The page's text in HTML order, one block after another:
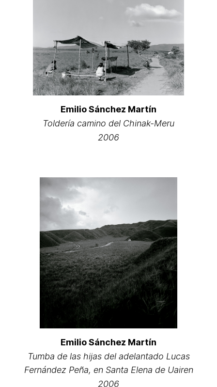
Emilio Sánchez Martín
Toldería camino del Chinak-Meru
2006
Emilio Sánchez Martín
Tumba de las hijas del adelantado Lucas
Fernández Peña, en Santa Elena de Uairen
2006